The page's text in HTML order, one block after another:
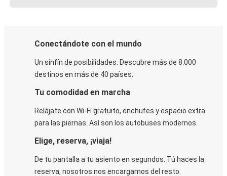
Conectándote con el mundo
Un sinfín de posibilidades. Descubre más de 8.000
destinos en más de 40 países.
Tu comodidad en marcha
Relájate con Wi-Fi gratuito, enchufes y espacio extra
para las piernas. Así son los autobuses modernos.
Elige, reserva, ¡viaja!
De tu pantalla a tu asiento en segundos. Tú haces la
reserva, nosotros nos encargamos del resto.